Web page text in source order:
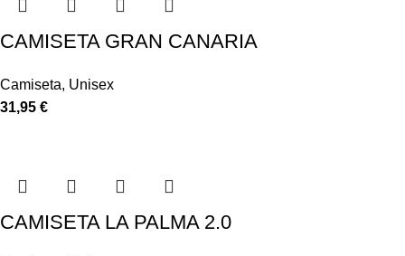
CAMISETA GRAN CANARIA
Camiseta, Unisex
31,95 €
CAMISETA LA PALMA 2.0